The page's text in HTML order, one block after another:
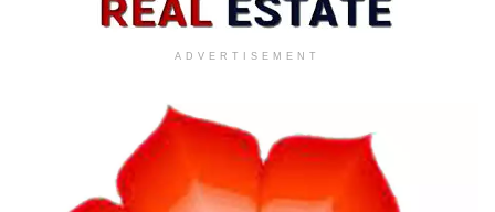
ADVERTISEMENT